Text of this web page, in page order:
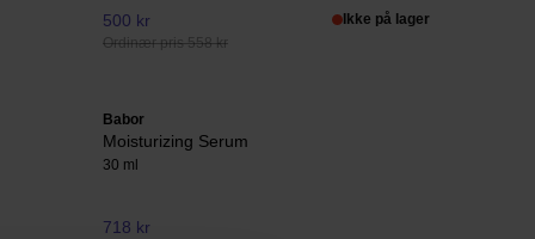
500 kr
Ordinær pris 558 kr
Ikke på lager
Babor
Moisturizing Serum
30 ml
718 kr